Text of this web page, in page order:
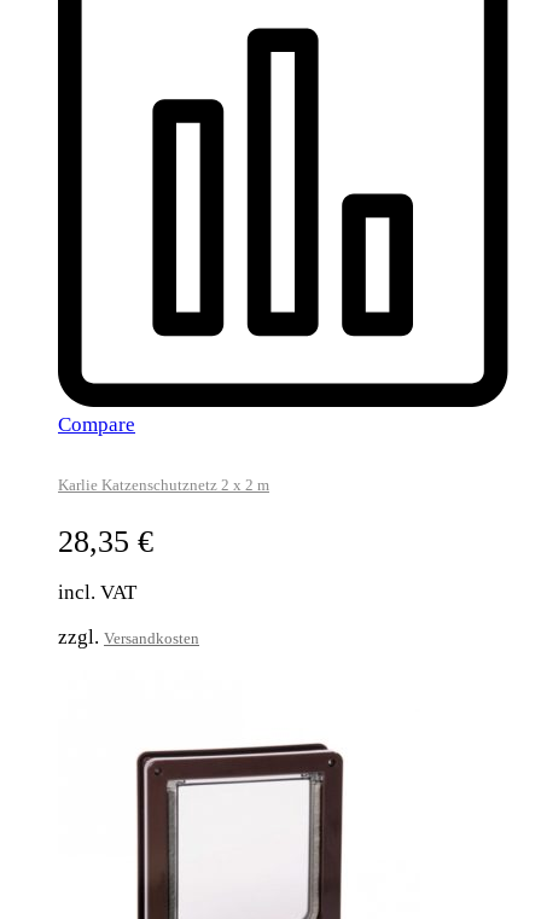
Compare
Karlie Katzenschutznetz 2 x 2 m
28,35 €
incl. VAT
zzgl. Versandkosten